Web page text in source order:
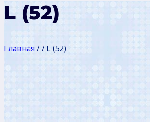
L (52)
Главная// L (52)